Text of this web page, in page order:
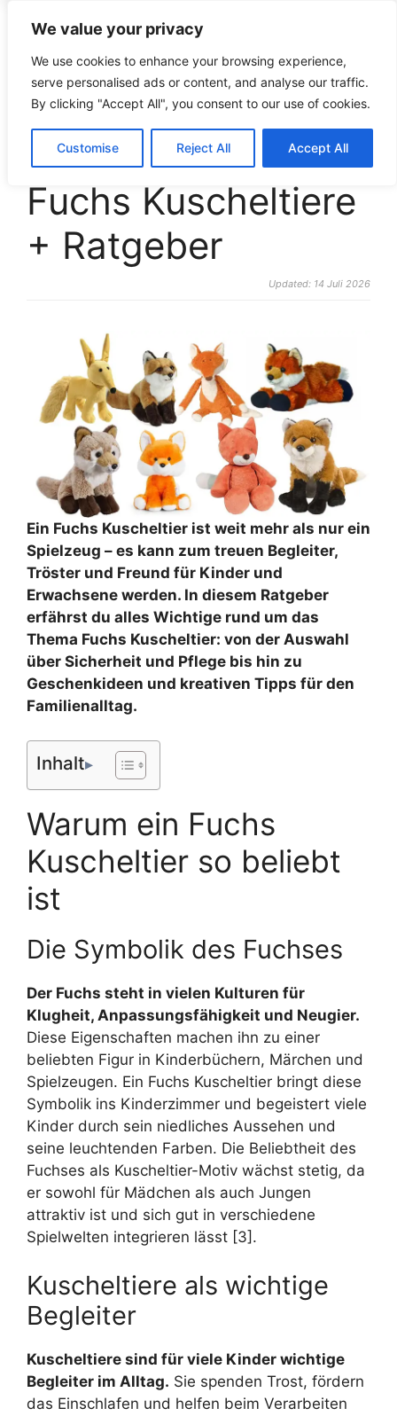
We value your privacy
We use cookies to enhance your browsing experience,
serve personalised ads or content, and analyse our traffic.
By clicking "Accept All", you consent to our use of cookies.
Customise Reject All Accept All
croco-puzzle.de
Die beliebtesten
Fuchs Kuscheltiere
+ Ratgeber
Updated: 14 Juli 2026
Ein Fuchs Kuscheltier ist weit mehr als nur ein
Spielzeug – es kann zum treuen Begleiter,
Tröster und Freund für Kinder und
Erwachsene werden. In diesem Ratgeber
erfährst du alles Wichtige rund um das
Thema Fuchs Kuscheltier: von der Auswahl
über Sicherheit und Pflege bis hin zu
Geschenkideen und kreativen Tipps für den
Familienalltag.
Inhalt
Warum ein Fuchs
Kuscheltier so beliebt
ist
Die Symbolik des Fuchses
Der Fuchs steht in vielen Kulturen für
Klugheit, Anpassungsfähigkeit und Neugier.
Diese Eigenschaften machen ihn zu einer
beliebten Figur in Kinderbüchern, Märchen und
Spielzeugen. Ein Fuchs Kuscheltier bringt diese
Symbolik ins Kinderzimmer und begeistert viele
Kinder durch sein niedliches Aussehen und
seine leuchtenden Farben. Die Beliebtheit des
Fuchses als Kuscheltier-Motiv wächst stetig, da
er sowohl für Mädchen als auch Jungen
attraktiv ist und sich gut in verschiedene
Spielwelten integrieren lässt [3].
Kuscheltiere als wichtige
Begleiter
Kuscheltiere sind für viele Kinder wichtige
Begleiter im Alltag. Sie spenden Trost, fördern
das Einschlafen und helfen beim Verarbeiten